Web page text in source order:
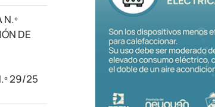
N.º
DE
29/25